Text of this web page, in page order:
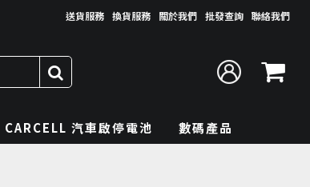
送貨服務 換貨服務 關於我們 批發查詢 聯絡我們
CARCELL 汽車啟停電池 數碼產品